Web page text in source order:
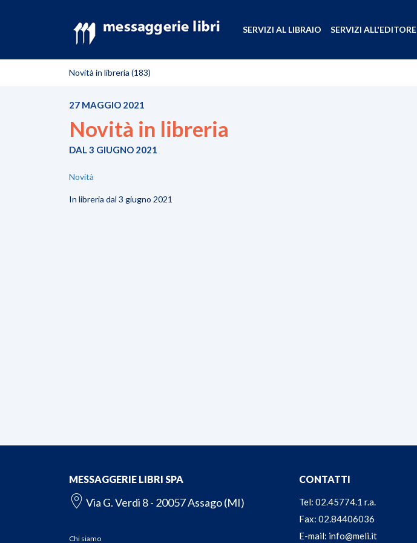
SERVIZI AL LIBRAIO SERVIZI ALL'EDITORE
Novità in libreria (183)
27 MAGGIO 2021
Novità in libreria
DAL 3 GIUGNO 2021
Novità
In libreria dal 3 giugno 2021
MESSAGGERIE LIBRI SPA
Via G. Verdi 8 - 20057 Assago (MI)
Chi siamo
CONTATTI
Tel: 02.45774.1 r.a.
Fax: 02.84406036
E-mail: info@meli.it